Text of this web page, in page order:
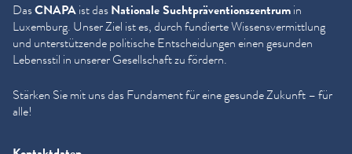
DasCNAPAist dasNationale Sucht­präven­tion­szen­trumin
Luxemburg. Unser Ziel ist es, durch fundierte Wis­sensver­mit­tlung
und unter­stützende politische Entschei­dun­gen einen gesunden
Lebensstil in unserer Gesellschaft zu fördern.
Stärken Sie mit uns das Fundament für eine gesunde Zukunft – für
alle!